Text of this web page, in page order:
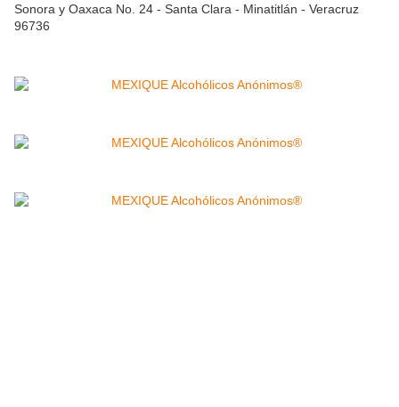
Sonora y Oaxaca No. 24 - Santa Clara - Minatitlán - Veracruz
96736